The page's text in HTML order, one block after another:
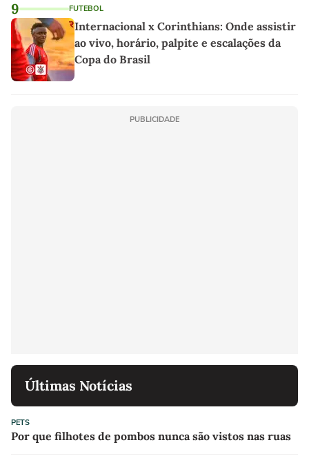
9 FUTEBOL
Internacional x Corinthians: Onde assistir
ao vivo, horário, palpite e escalações da
Copa do Brasil
PUBLICIDADE
Últimas Notícias
PETS
Por que filhotes de pombos nunca são vistos nas ruas